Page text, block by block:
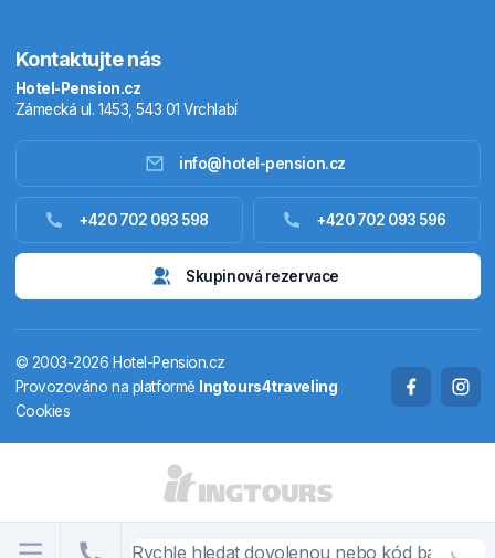
Ubytování zahraniční
Termály
Chaty a chalupy
DE
Kontaktujte nás
Hotel-Pension.cz
Zámecká ul. 1453, 543 01 Vrchlabí
info@hotel-pension.cz
+420 702 093 598 +420 702 093 596
Skupinová rezervace
© 2003-2026 Hotel-Pension.cz
Provozováno na platformě Ingtours4traveling
Cookies